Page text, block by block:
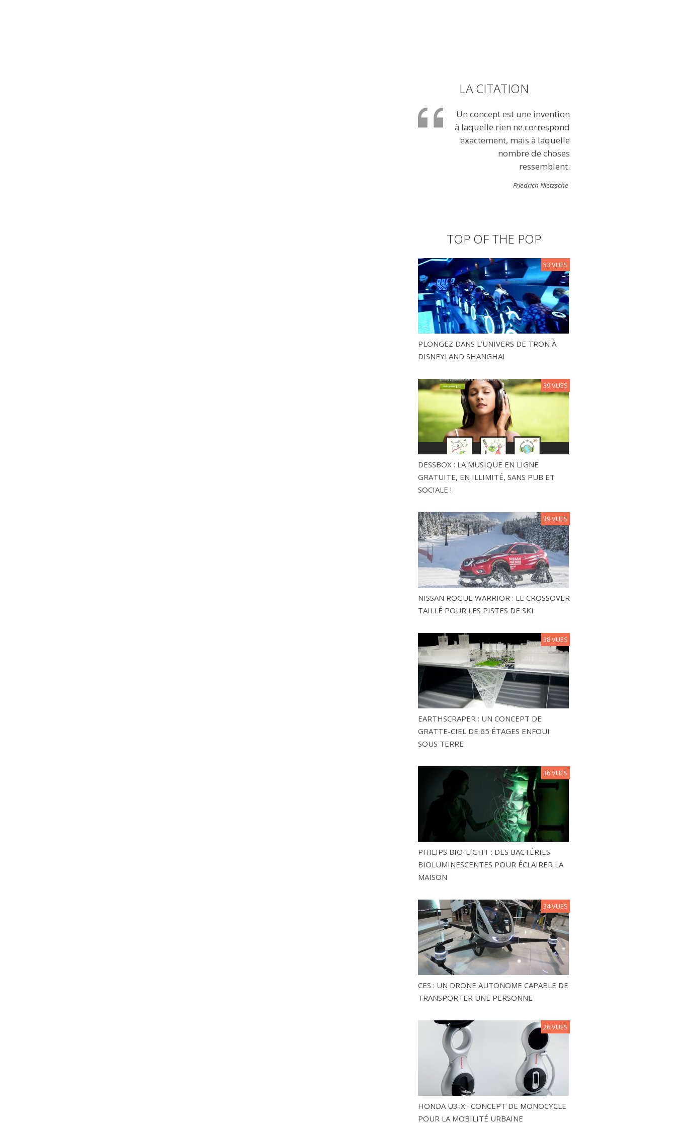
LA CITATION
Un concept est une invention
à laquelle rien ne correspond
exactement, mais à laquelle
nombre de choses
ressemblent.
Friedrich Nietzsche
TOP OF THE POP
PLONGEZ DANS L’UNIVERS DE TRON À
DISNEYLAND SHANGHAI
53 VUES
DESSBOX : LA MUSIQUE EN LIGNE
GRATUITE, EN ILLIMITÉ, SANS PUB ET
SOCIALE !
39 VUES
NISSAN ROGUE WARRIOR : LE CROSSOVER
TAILLÉ POUR LES PISTES DE SKI
39 VUES
EARTHSCRAPER : UN CONCEPT DE
GRATTE-CIEL DE 65 ÉTAGES ENFOUI
SOUS TERRE
38 VUES
PHILIPS BIO-LIGHT : DES BACTÉRIES
BIOLUMINESCENTES POUR ÉCLAIRER LA
MAISON
36 VUES
CES : UN DRONE AUTONOME CAPABLE DE
TRANSPORTER UNE PERSONNE
34 VUES
HONDA U3-X : CONCEPT DE MONOCYCLE
POUR LA MOBILITÉ URBAINE
26 VUES